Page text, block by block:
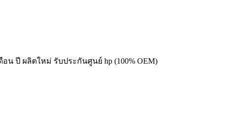
น ปี ผลิตใหม่ รับประกันศูนย์ hp (100% OEM)